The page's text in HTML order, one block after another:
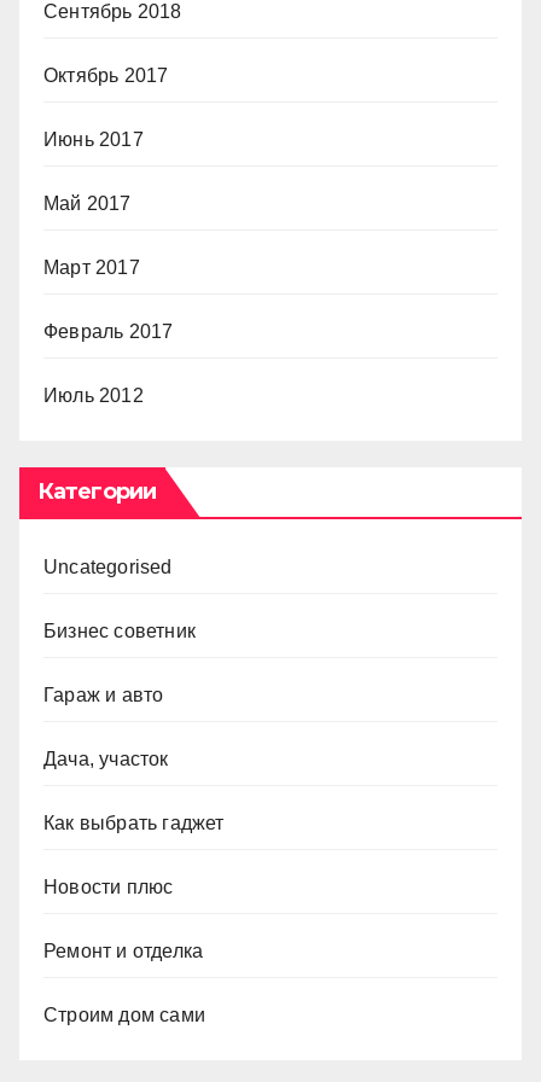
Сентябрь 2018
Октябрь 2017
Июнь 2017
Май 2017
Март 2017
Февраль 2017
Июль 2012
Категории
Uncategorised
Бизнес советник
Гараж и авто
Дача, участок
Как выбрать гаджет
Новости плюс
Ремонт и отделка
Строим дом сами